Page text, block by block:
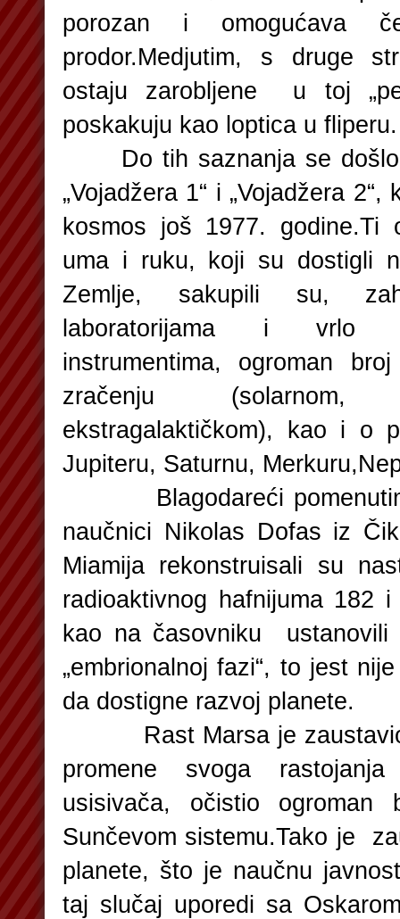
porozan i omogućava
prodor.Medjutim, s druge
ostaju zarobljene u toj
poskakuju kao loptica u fliperu.
Do tih saznanja se došlo
„Vojadžera 1“ i „Vojadžera
kosmos još 1977. godine.Ti
uma i ruku, koji su dostigli
Zemlje, sakupili su,
laboratorijama i vrlo
instrumentima, ogroman
zračenju
ekstragalaktičkom), kao i o
Jupiteru, Saturnu,
Blagodareći pomenutim
naučnici Nikolas Dofas iz
Miamija rekonstruisali su
radioaktivnog hafnijuma 182
kao na časovniku
„embrionalnoj fazi“, to jest
da dostigne razvoj planete.
Rast Marsa je zaustavio
promene svoga
usisivača, očistio ogroman
Sunčevom sistemu.Tako je
planete, što je naučnu
taj slučaj uporedi sa